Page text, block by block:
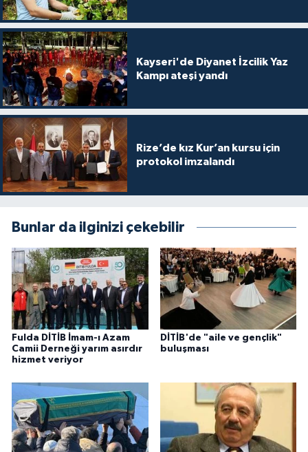
Kayseri'de Diyanet İzcilik Yaz
Kampı ateşi yandı
Rize’de kız Kur’an kursu için
protokol imzalandı
Bunlar da ilginizi çekebilir
Fulda DİTİB İmam-ı Azam
Camii Derneği yarım asırdır
hizmet veriyor
DİTİB'de "aile ve gençlik"
buluşması
Sivas Müftülüğü
Şanlıurfa Müftülüğü
Şırnak Müftülüğü
Tekirdağ Müftülüğü
Tokat Müftülüğü
Trabzon Müftülüğü
Uşak Müftülüğü
Van Müftülüğü
Yalova Müftülüğü
Yozgat Müftülüğü
Zonguldak Müftülüğü